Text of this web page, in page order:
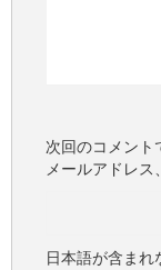
次回のコメント
メールアドレス
日本語が含まれ